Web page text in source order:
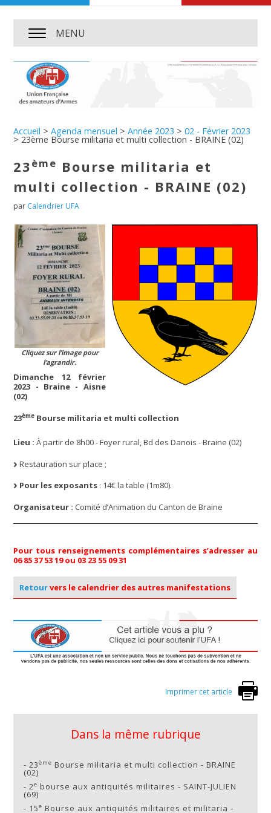
MENU
Accueil >Agenda mensuel >Année 2023 >02 - Février 2023
> 23ème Bourse militaria et multi collection - BRAINE (02)
23ème Bourse militaria et
multi collection - BRAINE (02)
par Calendrier UFA
Cliquez sur l’image pour
l’agrandir.
Dimanche 12 février
2023 - Braine - Aisne
(02)
23ème Bourse militaria et multi collection
Lieu :À partir de 8h00 - Foyer rural, Bd des Danois - Braine (02)
Restauration sur place ;
Pour les exposants : 14€ la table (1m80).
Organisateur : Comité d’Animation du Canton de Braine
Pour tous renseignements complémentaires s’adresser au
06 85 37 53 19 ou 03 23 55 09 31
Retourvers le calendrier des autres manifestations
Imprimer cet article
Dans la même rubrique
-23ème Bourse militaria et multi collection - BRAINE
(02)
-2e bourse aux antiquités militaires - SAINT-JULIEN
(69)
- 15e Bourse aux antiquités militaires et militaria -